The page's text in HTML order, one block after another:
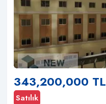
343,200,000 TL
Satılık